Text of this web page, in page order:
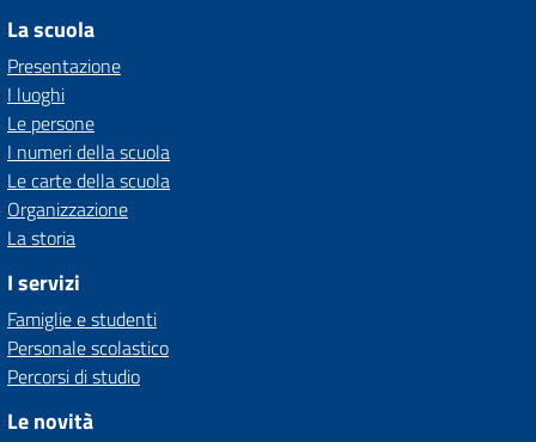
La scuola
Presentazione
I luoghi
Le persone
I numeri della scuola
Le carte della scuola
Organizzazione
La storia
I servizi
Famiglie e studenti
Personale scolastico
Percorsi di studio
Le novità